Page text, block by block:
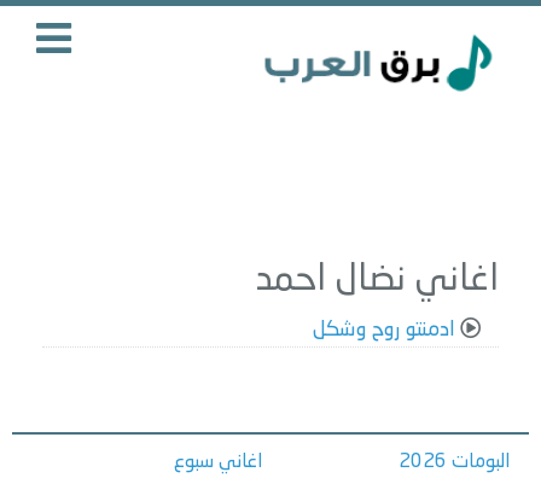
اغاني نضال احمد
ادمنتو روح وشكل
البومات 2026 اغاني سبوع